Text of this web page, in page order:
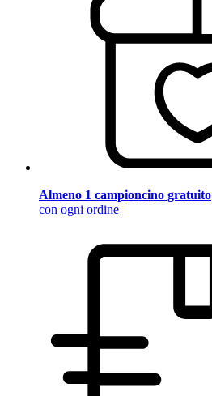
Almeno 1 campioncino gratuito
con ogni ordine